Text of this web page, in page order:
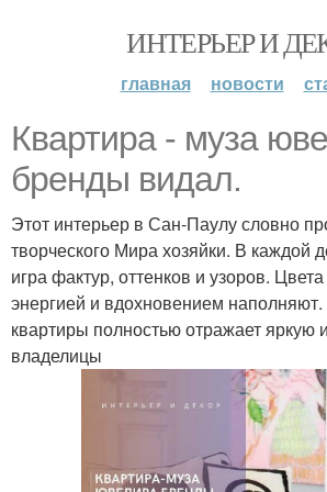
ИНТЕРЬЕР И
главная новости
Квартира - муза
бренды видал.
Этот интерьер в Сан-Паулу словно
творческого Мира хозяйки. В каждой
игра фактур, оттенков и узоров.
энергией и вдохновением
квартиры полностью отражает яркую
владелицы